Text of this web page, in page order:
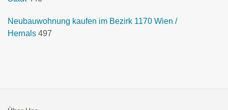
Neubauwohnung kaufen im Bezirk 1170 Wien /
Hernals 497